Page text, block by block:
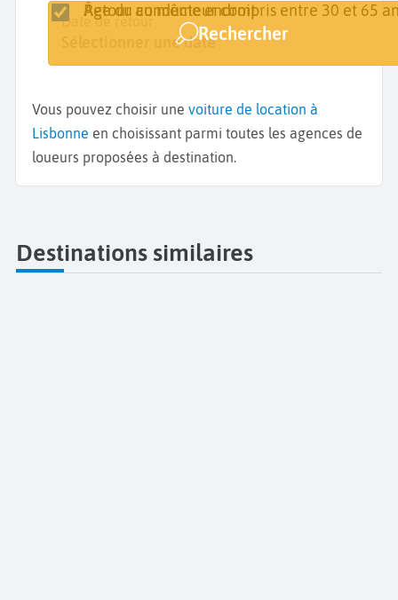
Lieu de retrait
Date de retrait
Sélectionner une date
Date de retour
Sélectionner une date
Retour au même endroit
Âge du conducteur compris entre 30 et 65
Rechercher
Vous pouvez choisir une voiture de location à
Lisbonne en choisissant parmi toutes les agences de
loueurs proposées à destination.
Destinations similaires